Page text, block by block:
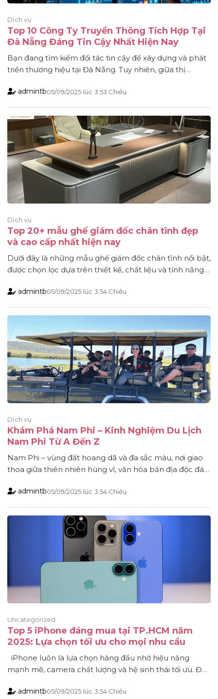
Dịch vụ
Top 10 Công Ty Truyền Thông Tích Hợp Tại
Đà Nẵng Đáng Tin Cậy Nhất Hiện Nay
Bạn đang tìm kiếm đối tác tin cậy để xây dựng và phát
triển thương hiệu tại Đà Nẵng. Tuy nhiên, giữa thị
chọn tốt nhất, chuyên nghiệp nhất? Vậy bạn có thể
[...]
admintb05/09/2025 lúc 3:53 Chiều
Dịch vụ
Top 20+ mẫu ghế giám đốc chân tĩnh đẹp
và cao cấp nhất hiện nay
Dưới đây là những mẫu ghế giám đốc chân tĩnh nổi bật,
được chọn lọc dựa trên thiết kế, chất liệu và tính năng
đốc với thông tin chi tiết để bạn dễ dàng tham khảo.
Ghế giám đốc chân tĩnh gỗ cao [...]
admintb05/09/2025 lúc 3:54 Chiều
Dịch vụ
Khám Phá Nam Phi – Kinh Nghiệm Du Lịch
Nam Phi Từ A Đến Z
Nam Phi – vùng đất hoang dã và đa sắc màu, nơi giao
thoa giữa thiên nhiên hùng vĩ, văn hóa bản địa độc đáo
đang ấp ủ kế hoạch đến với quốc gia này, thì việc trang
admintb05/09/2025 lúc 3:54 Chiều
Uncategorized
Top 5 iPhone đáng mua tại TP.HCM năm
2025: Lựa chọn tối ưu cho mọi nhu cầu
iPhone luôn là lựa chọn hàng đầu nhờ hiệu năng
mạnh mẽ, camera chất lượng và hệ sinh thái tối ưu. Đặc
nhiệt rất nhiều, đi kèm với nhiều ưu đãi khuyến mãi hấp
admintb05/09/2025 lúc 3:54 Chiều